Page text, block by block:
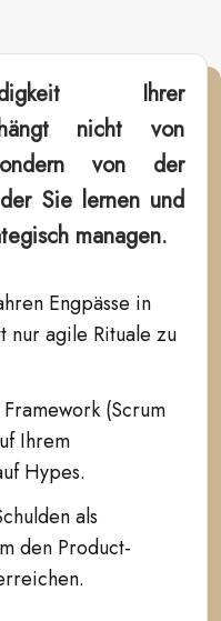
Ihrer
hängt nicht von
von der
Sie lernen und
managen.
Engpässe in
nur agile Rituale zu
(Scrum
Ihrem
Hypes.
als
den Product-